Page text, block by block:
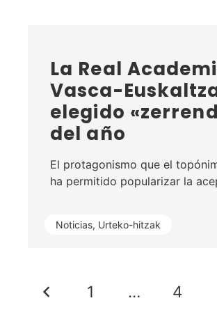
Noticias, Urteko-hitzak
La Real
Vasca-
elegido
del año
El protagonismo que el
ha permitido popularizar la
1 … 4